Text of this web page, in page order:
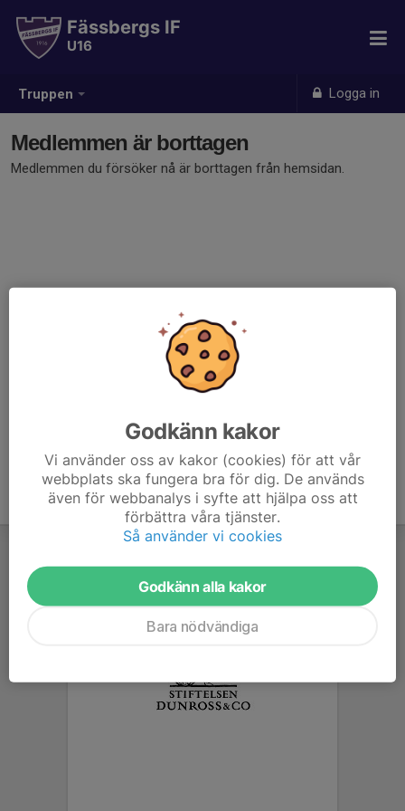
Truppen Logga in
Fässbergs IF
U16
Medlemmen är borttagen
Medlemmen du försöker nå är borttagen från hemsidan.
Godkänn kakor
Vi använder oss av kakor (cookies) för att vår
webbplats ska fungera bra för dig. De används
även för webbanalys i syfte att hjälpa oss att
förbättra våra tjänster.
Så använder vi cookies
Godkänn alla kakor
Bara nödvändiga